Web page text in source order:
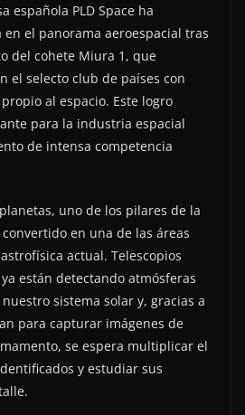
española PLD Space ha
el panorama aeroespacial tras
del cohete Miura 1, que
el selecto club de países con
al espacio. Este logro
para la industria espacial
de intensa competencia
uno de los pilares de la
en una de las áreas
actual. Telescopios
están detectando atmósferas
sistema solar y, gracias a
para capturar imágenes de
se espera multiplicar el
y estudiar sus